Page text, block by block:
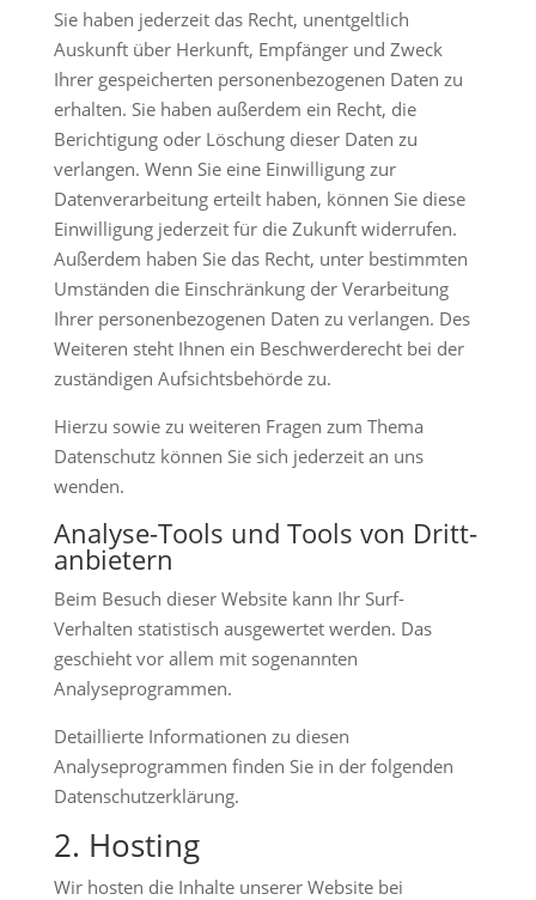
Sie haben jederzeit das Recht, unentgeltlich
Auskunft über Herkunft, Empfänger und Zweck
Ihrer gespeicherten personenbezogenen Daten zu
erhalten. Sie haben außerdem ein Recht, die
Berichtigung oder Löschung dieser Daten zu
verlangen. Wenn Sie eine Einwilligung zur
Datenverarbeitung erteilt haben, können Sie diese
Einwilligung jederzeit für die Zukunft widerrufen.
Außerdem haben Sie das Recht, unter bestimmten
Umständen die Einschränkung der Verarbeitung
Ihrer personenbezogenen Daten zu verlangen. Des
Weiteren steht Ihnen ein Beschwerderecht bei der
zuständigen Aufsichtsbehörde zu.
Hierzu sowie zu weiteren Fragen zum Thema
Datenschutz können Sie sich jederzeit an uns
wenden.
Analyse-Tools und Tools von Dritt­
anbietern
Beim Besuch dieser Website kann Ihr Surf-
Verhalten statistisch ausgewertet werden. Das
geschieht vor allem mit sogenannten
Analyseprogrammen.
Detaillierte Informationen zu diesen
Analyseprogrammen finden Sie in der folgenden
Datenschutzerklärung.
2. Hosting
Wir hosten die Inhalte unserer Website bei